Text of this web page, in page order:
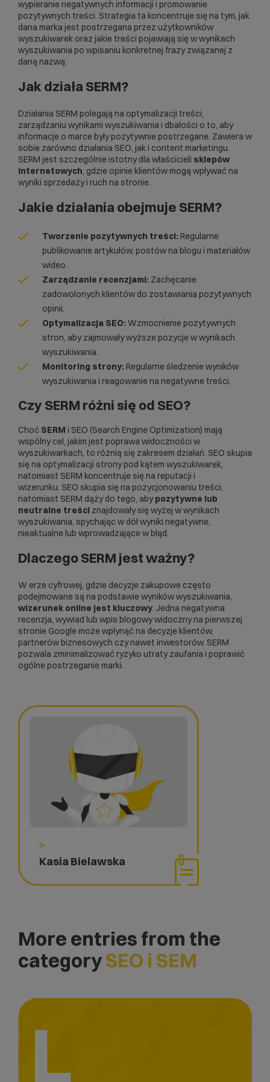
>
Kasia Bielawska
wypieranie negatywnych informacji i promowanie
pozytywnych treści. Strategia ta koncentruje się na tym, jak
dana marka jest postrzegana przez użytkowników
wyszukiwarek oraz jakie treści pojawiają się w wynikach
wyszukiwania po wpisaniu konkretnej frazy związanej z
daną nazwą.
Jak działa SERM?
Działania SERM polegają na optymalizacji treści,
zarządzaniu wynikami wyszukiwania i dbałości o to, aby
informacje o marce były pozytywnie postrzegane. Zawiera w
sobie zarówno działania SEO, jak i content marketingu.
SERM jest szczególnie istotny dla właścicieli sklepów
internetowych, gdzie opinie klientów mogą wpływać na
wyniki sprzedaży i ruch na stronie.
Jakie działania obejmuje SERM?
Tworzenie pozytywnych treści: Regularne
publikowanie artykułów, postów na blogu i materiałów
wideo.
Zarządzanie recenzjami: Zachęcanie
zadowolonych klientów do zostawiania pozytywnych
opinii.
Optymalizacja SEO: Wzmocnienie pozytywnych
stron, aby zajmowały wyższe pozycje w wynikach
wyszukiwania.
Monitoring strony: Regularne śledzenie wyników
wyszukiwania i reagowanie na negatywne treści.
Czy SERM różni się od SEO?
Choć SERM i SEO (Search Engine Optimization) mają
wspólny cel, jakim jest poprawa widoczności w
wyszukiwarkach, to różnią się zakresem działań. SEO skupia
się na optymalizacji strony pod kątem wyszukiwarek,
natomiast SERM koncentruje się na reputacji i
wizerunku. SEO skupia się na pozycjonowaniu treści,
natomiast SERM dąży do tego, abypozytywne lub
neutralne treści znajdowały się wyżej w wynikach
wyszukiwania, spychając w dół wyniki negatywne,
nieaktualne lub wprowadzające w błąd.
Dlaczego SERM jest ważny?
W erze cyfrowej, gdzie decyzje zakupowe często
podejmowane są na podstawie wyników wyszukiwania,
wizerunek online jest kluczowy. Jedna negatywna
recenzja, wywiad lub wpis blogowy widoczny na pierwszej
stronie Google może wpłynąć na decyzje klientów,
partnerów biznesowych czy nawet inwestorów. SERM
pozwala zminimalizować ryzyko utraty zaufania i poprawić
ogólne postrzeganie marki.
More entries from the
categorySEO i SEM
L